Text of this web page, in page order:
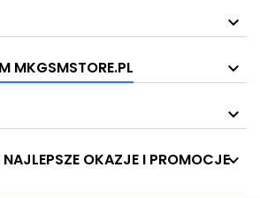
MKGSMSTORE.PL
OKAZJE I PROMOCJE